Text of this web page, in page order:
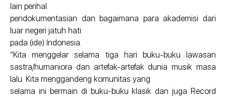
lain perihal
pendokumentasian dan bagaimana para akademisi dari
luar negeri jatuh hati
pada (ide) Indonesia.
“Kita menggelar selama tiga hari buku-buku lawasan
sastra/humaniora dan artefak-artefak dunia musik masa
lalu. Kita menggandeng komunitas yang
selama ini bermain di buku-buku klasik dan juga Record